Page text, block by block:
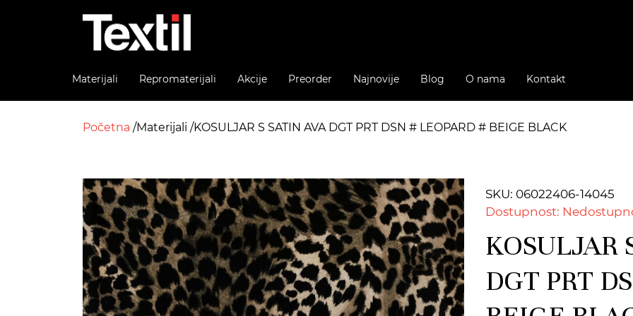
Materijali Repromaterijali Akcije Preorder Najnovije Blog O nama Kontakt
Početna Materijali KOSULJAR S SATIN AVA DGT PRT DSN # LEOPARD # BEIGE BLACK
SKU: 06022406-14045
Dostupnost:
KOSULJAR
DGT PRT